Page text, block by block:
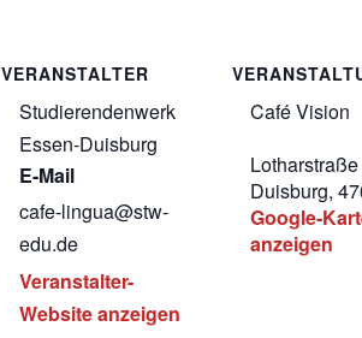
VERANSTALTER
Studierendenwerk
Essen-Duisburg
E-Mail
cafe-lingua@stw-
edu.de
Veranstalter-
Website anzeigen
Café Vision
Duisburg,
Google-
anzeigen